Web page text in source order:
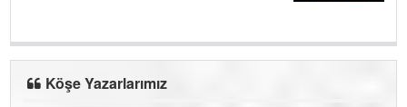
Köşe Yazarlarımız